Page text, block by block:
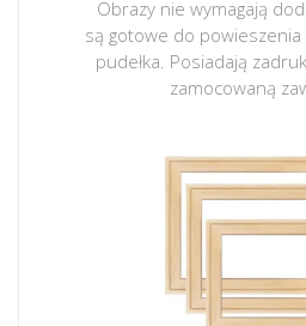
Obrazy nie wymagają
są gotowe do powieszenia
pudełka. Posiadają
zamocowaną